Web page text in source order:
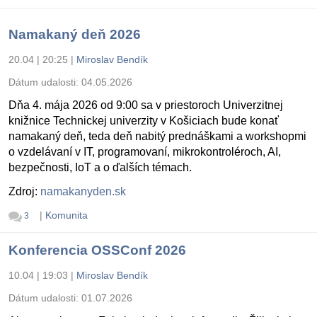
Namakaný deň 2026
20.04 | 20:25 | Miroslav Bendík
Dátum udalosti: 04.05.2026
Dňa 4. mája 2026 od 9:00 sa v priestoroch Univerzitnej
knižnice Technickej univerzity v Košiciach bude konať
namakaný deň, teda deň nabitý prednáškami a workshopmi
o vzdelávaní v IT, programovaní, mikrokontroléroch, AI,
bezpečnosti, IoT a o ďalších témach.
Zdroj: namakanyden.sk
3 | Komunita
Konferencia OSSConf 2026
10.04 | 19:03 | Miroslav Bendík
Dátum udalosti: 01.07.2026